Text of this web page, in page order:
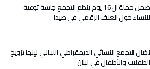
ضمن حملة ال16 يوم ينظم التجمع جلسة توعية
للنساء حول العنف الرقمي في صيدا
نضال التجمع النسائي الديمقراطي اللبناني لإنها تزويج
الطفلات والأطفال في لبنان